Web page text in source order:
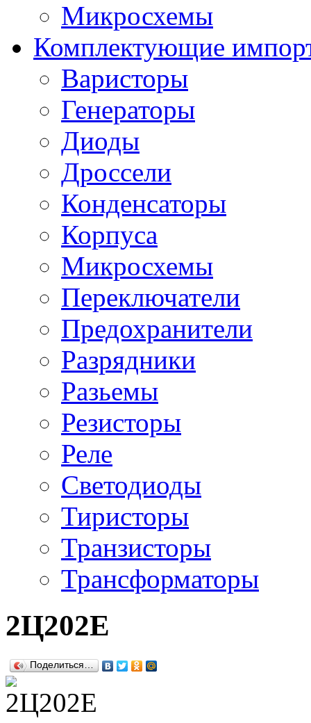
Микросхемы
Комплектующие
Варисторы
Генераторы
Диоды
Дроссели
Конденсаторы
Корпуса
Микросхемы
Переключатели
Предохранители
Разрядники
Разьемы
Резисторы
Реле
Светодиоды
Тиристоры
Транзисторы
Трансформаторы
2Ц202Е
Поделиться…